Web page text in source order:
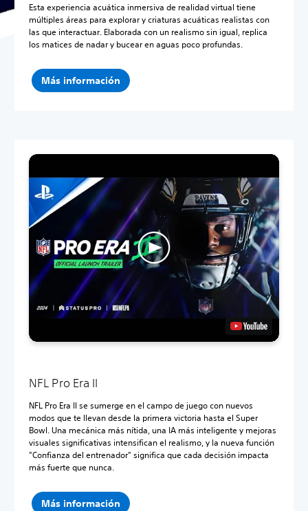
Esta experiencia acuática inmersiva de realidad virtual tiene
múltiples áreas para explorar y criaturas acuáticas realistas con
las que interactuar. Elaborada con un realismo sin igual, replica
los matices de nadar y bucear en aguas poco profundas.
Más información
NFL Pro Era II
NFL Pro Era II se sumerge en el campo de juego con nuevos
modos que te llevan desde la primera victoria hasta el Super
Bowl. Una mecánica más nítida, una IA más inteligente y mejoras
visuales significativas intensifican el realismo, y la nueva función
"Confianza del entrenador" significa que cada decisión impacta
más fuerte que nunca.
Más información